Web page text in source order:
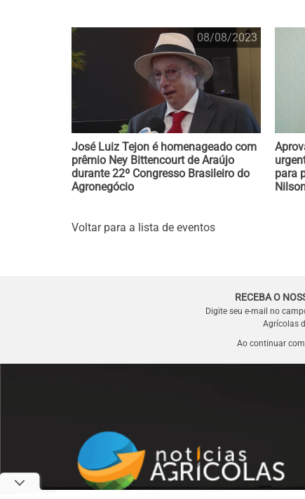
08/08/2023
José Luiz Tejon é homenageado com
prêmio Ney Bittencourt de Araújo
durante 22º Congresso Brasileiro do
Agronegócio
para
Voltar para a lista de eventos
RECEBA O
Digite seu e-mail no
Agrícolas
Ao continuar